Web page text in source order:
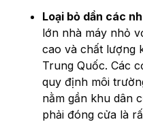
Loại bỏ dần các
lớn nhà máy nhỏ
cao và chất lượng
Trung Quốc. Các
quy định môi
nằm gần khu dân
phải đóng cửa là